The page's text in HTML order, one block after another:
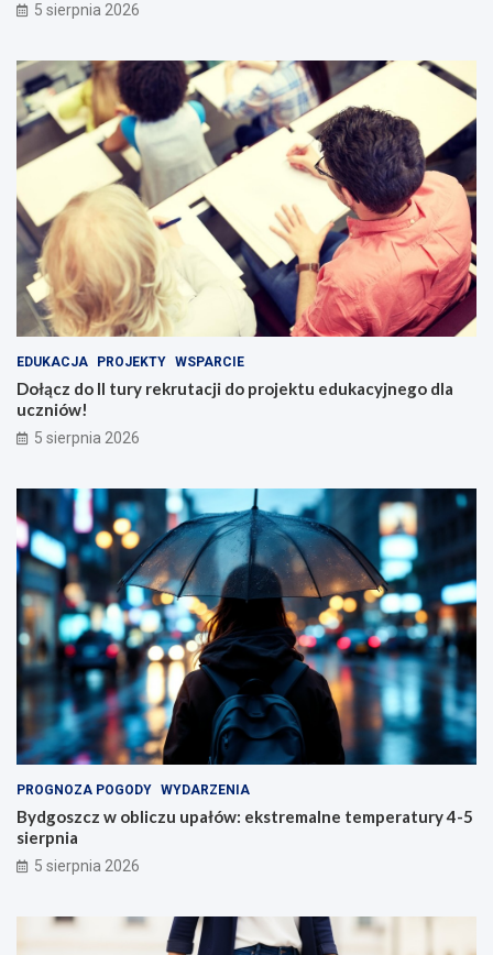
5 sierpnia 2026
EDUKACJA PROJEKTY WSPARCIE
Dołącz do II tury rekrutacji do projektu edukacyjnego dla
uczniów!
5 sierpnia 2026
PROGNOZA POGODY WYDARZENIA
Bydgoszcz w obliczu upałów: ekstremalne temperatury 4-5
sierpnia
5 sierpnia 2026